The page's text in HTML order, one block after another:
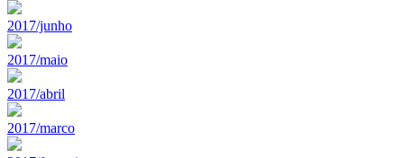
2017/junho
2017/maio
2017/abril
2017/marco